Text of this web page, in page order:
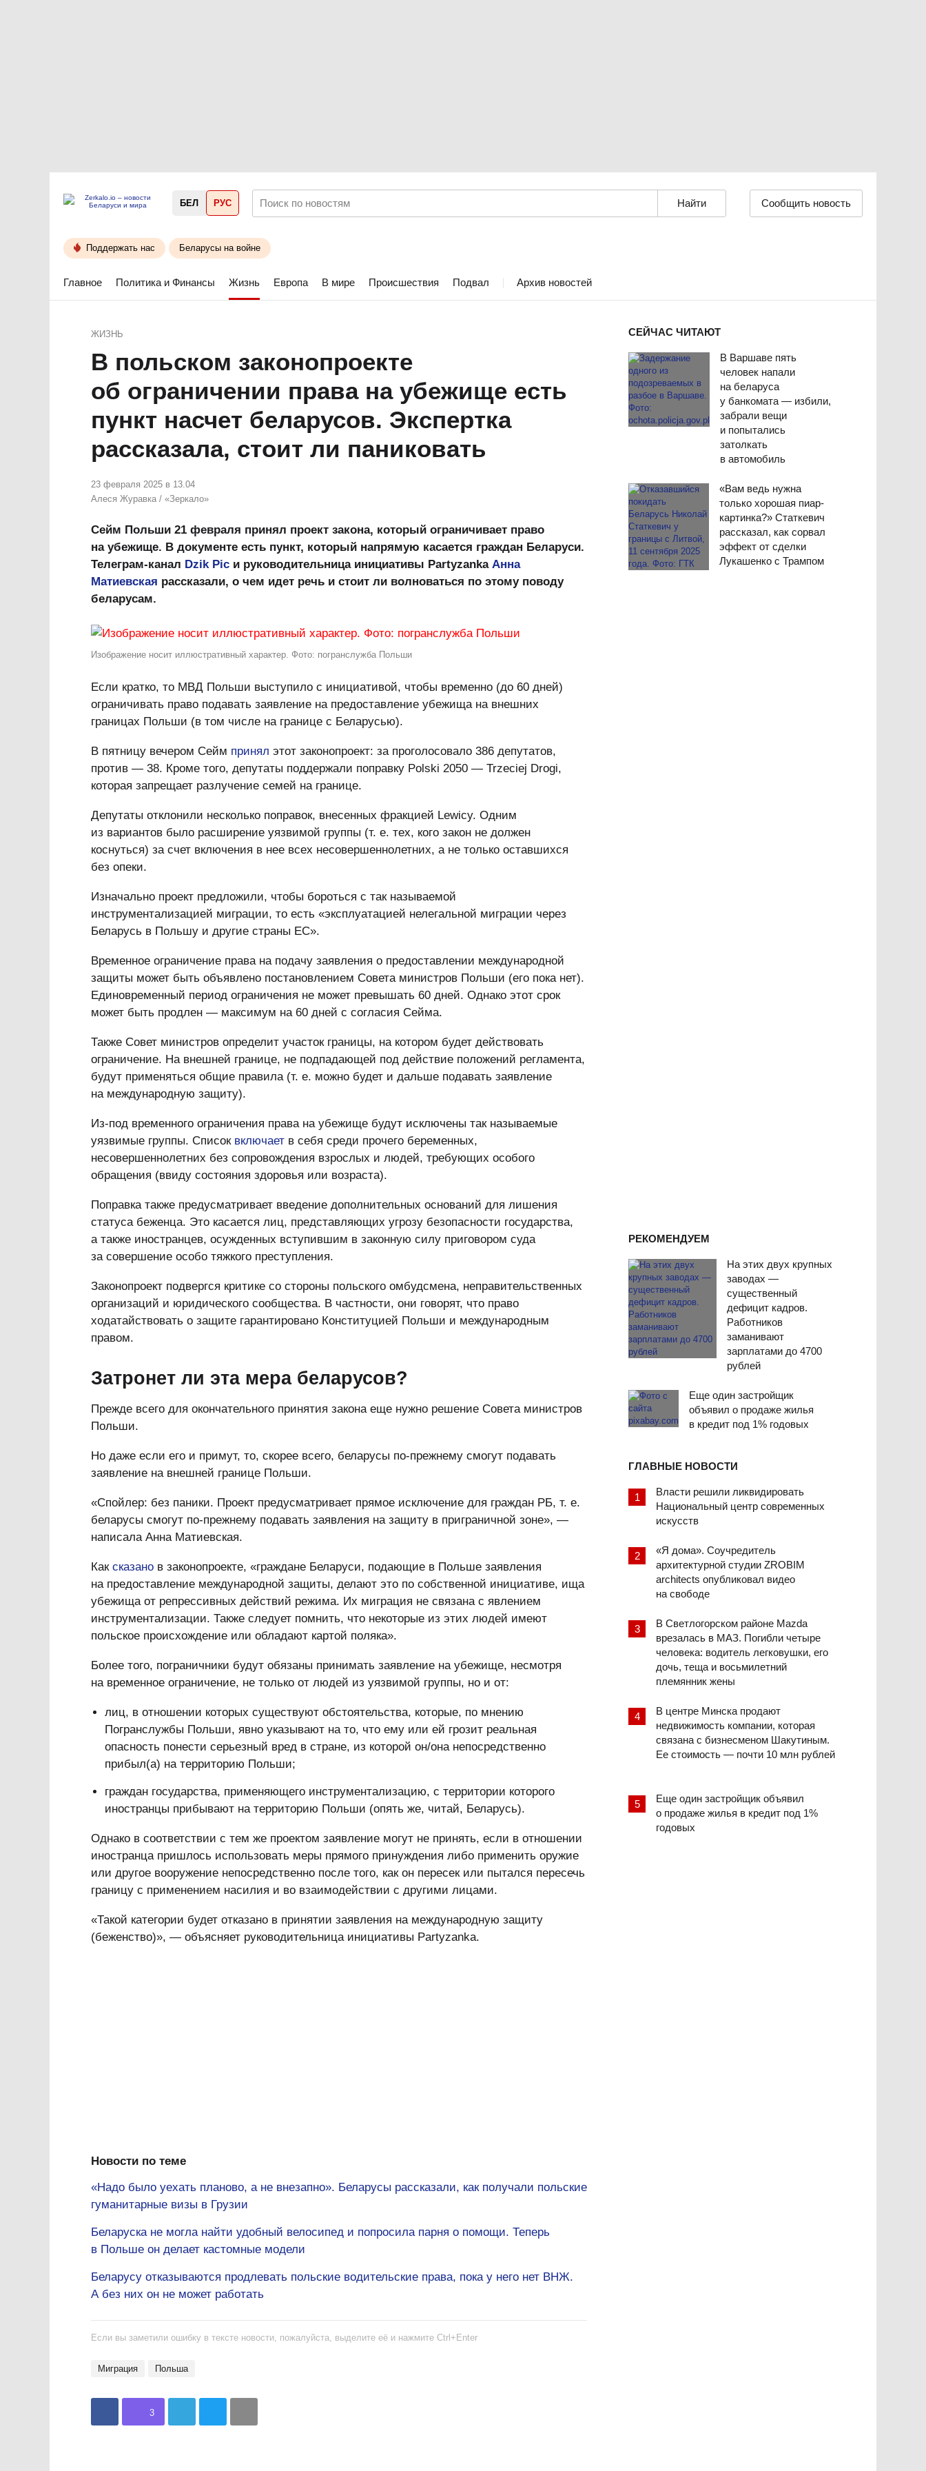
БЕЛ РУС Сообщить новость
Поддержать нас Беларусы на войне
Главное Политика и Финансы Жизнь Европа В мире Происшествия Подвал Архив новостей
СЕЙЧАС ЧИТАЮТ
В Варшаве пять
человек напали
на беларуса
у банкомата — избили,
забрали вещи
и попытались
затолкать
в автомобиль
«Вам ведь нужна
только хорошая пиар-
картинка?» Статкевич
рассказал, как сорвал
эффект от сделки
Лукашенко с Трампом
РЕКОМЕНДУЕМ
На этих двух крупных
заводах —
существенный
дефицит кадров.
Работников
заманивают
зарплатами до 4700
рублей
Еще один застройщик
объявил о продаже жилья
в кредит под 1% годовых
ГЛАВНЫЕ НОВОСТИ
Власти решили ликвидировать
Национальный центр современных
искусств
«Я дома». Соучредитель
архитектурной студии ZROBIM
architects опубликовал видео
на свободе
В Светлогорском районе Mazda
врезалась в МАЗ. Погибли четыре
человека: водитель легковушки, его
дочь, теща и восьмилетний
племянник жены
В центре Минска продают
недвижимость компании, которая
связана с бизнесменом Шакутиным.
Ее стоимость — почти 10 млн рублей
Еще один застройщик объявил
о продаже жилья в кредит под 1%
годовых
ЖИЗНЬ
В польском законопроекте
об ограничении права на убежище есть
пункт насчет беларусов. Экспертка
рассказала, стоит ли паниковать
23 февраля 2025 в 13.04
Алеся Журавка / «Зеркало»
Сейм Польши 21 февраля принял проект закона, который ограничивает право
на убежище. В документе есть пункт, который напрямую касается граждан Беларуси.
Телеграм-канал Dzik Pic и руководительница инициативы Partyzanka Анна
Матиевская рассказали, о чем идет речь и стоит ли волноваться по этому поводу
беларусам.
Изображение носит иллюстративный характер. Фото: погранслужба Польши
Если кратко, то МВД Польши выступило с инициативой, чтобы временно (до 60 дней)
ограничивать право подавать заявление на предоставление убежища на внешних
границах Польши (в том числе на границе с Беларусью).
В пятницу вечером Сейм принял этот законопроект: за проголосовало 386 депутатов,
против — 38. Кроме того, депутаты поддержали поправку Polski 2050 — Trzeciej Drogi,
которая запрещает разлучение семей на границе.
Депутаты отклонили несколько поправок, внесенных фракцией Lewicy. Одним
из вариантов было расширение уязвимой группы (т. е. тех, кого закон не должен
коснуться) за счет включения в нее всех несовершеннолетних, а не только оставшихся
без опеки.
Изначально проект предложили, чтобы бороться с так называемой
инструментализацией миграции, то есть «эксплуатацией нелегальной миграции через
Беларусь в Польшу и другие страны ЕС».
Временное ограничение права на подачу заявления о предоставлении международной
защиты может быть объявлено постановлением Совета министров Польши (его пока нет).
Единовременный период ограничения не может превышать 60 дней. Однако этот срок
может быть продлен — максимум на 60 дней с согласия Сейма.
Также Совет министров определит участок границы, на котором будет действовать
ограничение. На внешней границе, не подпадающей под действие положений регламента,
будут применяться общие правила (т. е. можно будет и дальше подавать заявление
на международную защиту).
Из-под временного ограничения права на убежище будут исключены так называемые
уязвимые группы. Список включает в себя среди прочего беременных,
несовершеннолетних без сопровождения взрослых и людей, требующих особого
обращения (ввиду состояния здоровья или возраста).
Поправка также предусматривает введение дополнительных оснований для лишения
статуса беженца. Это касается лиц, представляющих угрозу безопасности государства,
а также иностранцев, осужденных вступившим в законную силу приговором суда
за совершение особо тяжкого преступления.
Законопроект подвергся критике со стороны польского омбудсмена, неправительственных
организаций и юридического сообщества. В частности, они говорят, что право
ходатайствовать о защите гарантировано Конституцией Польши и международным
правом.
Затронет ли эта мера беларусов?
Прежде всего для окончательного принятия закона еще нужно решение Совета министров
Польши.
Но даже если его и примут, то, скорее всего, беларусы по-прежнему смогут подавать
заявление на внешней границе Польши.
«Спойлер: без паники. Проект предусматривает прямое исключение для граждан РБ, т. е.
беларусы смогут по-прежнему подавать заявления на защиту в приграничной зоне», —
написала Анна Матиевская.
Как сказано в законопроекте, «граждане Беларуси, подающие в Польше заявления
на предоставление международной защиты, делают это по собственной инициативе, ища
убежища от репрессивных действий режима. Их миграция не связана с явлением
инструментализации. Также следует помнить, что некоторые из этих людей имеют
польское происхождение или обладают картой поляка».
Более того, пограничники будут обязаны принимать заявление на убежище, несмотря
на временное ограничение, не только от людей из уязвимой группы, но и от:
лиц, в отношении которых существуют обстоятельства, которые, по мнению
Погранслужбы Польши, явно указывают на то, что ему или ей грозит реальная
опасность понести серьезный вред в стране, из которой он/она непосредственно
прибыл(а) на территорию Польши;
граждан государства, применяющего инструментализацию, с территории которого
иностранцы прибывают на территорию Польши (опять же, читай, Беларусь).
Однако в соответствии с тем же проектом заявление могут не принять, если в отношении
иностранца пришлось использовать меры прямого принуждения либо применить оружие
или другое вооружение непосредственно после того, как он пересек или пытался пересечь
границу с применением насилия и во взаимодействии с другими лицами.
«Такой категории будет отказано в принятии заявления на международную защиту
(беженство)», — объясняет руководительница инициативы Partyzanka.
Новости по теме
«Надо было уехать планово, а не внезапно». Беларусы рассказали, как получали польские
гуманитарные визы в Грузии
Беларуска не могла найти удобный велосипед и попросила парня о помощи. Теперь
в Польше он делает кастомные модели
Беларусу отказываются продлевать польские водительские права, пока у него нет ВНЖ.
А без них он не может работать
Если вы заметили ошибку в тексте новости, пожалуйста, выделите её и нажмите Ctrl+Enter
миграция Польша
3